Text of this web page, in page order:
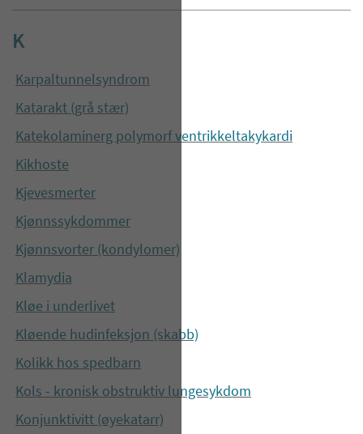
K
Karpaltunnelsyndrom
Katarakt (grå stær)
Katekolaminerg polymorf ventrikkeltakykardi
Kikhoste
Kjevesmerter
Kjønnssykdommer
Kjønnsvorter (kondylomer)
Klamydia
Kløe i underlivet
Kløende hudinfeksjon (skabb)
Kolikk hos spedbarn
Kols - kronisk obstruktiv lungesykdom
Konjunktivitt (øyekatarr)